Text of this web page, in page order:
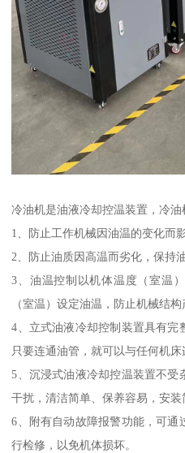
冷油机是油液冷却控温装置，冷油
1、防止工作机械因油温的变化而
2、防止油质因高温而劣化，保持
3、油温控制以机体温度（室温
（室温）设定油温，防止机械结构
4、立式油液冷却控制装置具有完
只要连通油管，就可以与任何机床
5、沉浸式油液冷却控温装置不
干扰，清洁简单、保养容易，安装
6、附有自动故障报警功能，可
行检修，以免机体损坏。